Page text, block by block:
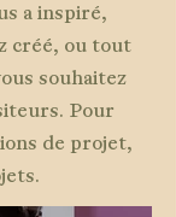
a inspiré,
créé, ou tout
souhaitez
Pour
de projet,